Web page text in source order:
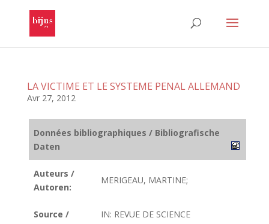
LA VICTIME ET LE SYSTEME PENAL ALLEMAND
Avr 27, 2012
Données bibliographiques / Bibliografische
Daten
Auteurs /
Autoren:
MERIGEAU, MARTINE;
Source /
IN: REVUE DE SCIENCE